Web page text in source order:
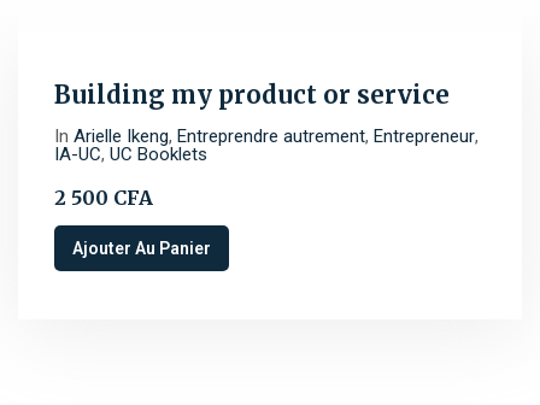
Building my product or service
In Arielle Ikeng, Entreprendre autrement, Entrepreneur,
IA-UC, UC Booklets
2 500 CFA
Ajouter Au Panier